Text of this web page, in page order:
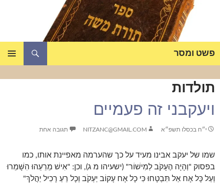
פשט ומסר
תולדות
ויעקבני זה פעמיים
י״ח בכסלו תשפ״א NITZANC@GMAIL.COM תגובה אחת
שמו של יעקב אבינו מעיד על כך שהערמה מאפיינת אותו, כמו
בפסוק "וְהָיָה הֶעָקֹב לְמִישׁוֹר" (ישעיהו מ ג), וכן: "אִישׁ מֵרֵעֵהוּ הִשָּׁמֵרוּ
וְעַל כָּל אָח אַל תִּבְטָחוּ כִּי כָל אָח עָקוֹב יַעְקֹב וְכָל רֵעַ רָכִיל יַהֲלֹךְ"